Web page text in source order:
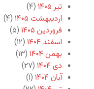
تیر ۱۴۰۵
(۴)
اردیبهشت ۱۴۰۵
(۴)
فروردین ۱۴۰۵
(۵)
اسفند ۱۴۰۴
(۱۲)
بهمن ۱۴۰۴
(۱۳)
دی ۱۴۰۴
(۲۷)
آبان ۱۴۰۴
(۱)